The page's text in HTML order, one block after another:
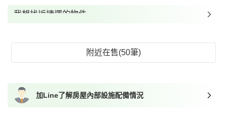
我想找近捷運的物件
我想找配備瓦斯爐的物件
我想找具垃圾處理的物件
我想找近捷運的物件
附近在售(50筆)
加Line了解房屋內部設施配備情況